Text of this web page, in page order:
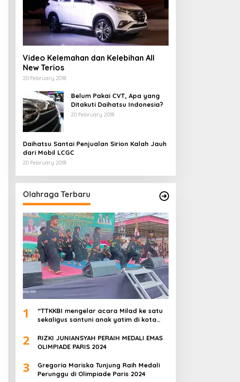
Video Kelemahan dan Kelebihan All
New Terios
20 February 2018
Belum Pakai CVT, Apa yang
Ditakuti Daihatsu Indonesia?
20 February 2018
Daihatsu Santai Penjualan Sirion Kalah Jauh
dari Mobil LCGC
20 February 2018
Olahraga Terbaru
1
“TTKKBI mengelar acara Milad ke satu
sekaligus santuni anak yatim di kota
2
RIZKI JUNIANSYAH PERAIH MEDALI EMAS
OLIMPIADE PARIS 2024
3
Gregoria Mariska Tunjung Raih Medali
Perunggu di Olimpiade Paris 2024